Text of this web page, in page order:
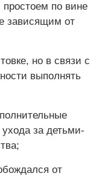
простоем по вине
зависящим от
но в связи с
выполнять
за детьми-
от